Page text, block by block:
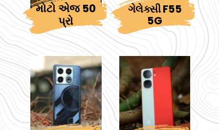
મોટો એજ 50
પ્રો
ગેલેક્સી F55
5G